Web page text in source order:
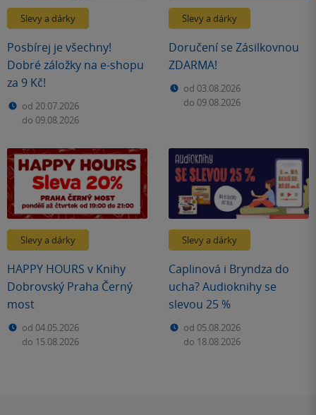
Slevy a dárky
Posbírej je všechny!
Dobré záložky na e-shopu
za 9 Kč!
od 20.07.2026
do 09.08.2026
Slevy a dárky
Doručení se Zásilkovnou
ZDARMA!
od 03.08.2026
do 09.08.2026
Slevy a dárky
HAPPY HOURS v Knihy
Dobrovský Praha Černý
most
od 04.05.2026
do 15.08.2026
Slevy a dárky
Caplinová i Bryndza do
ucha? Audioknihy se
slevou 25 %
od 05.08.2026
do 18.08.2026